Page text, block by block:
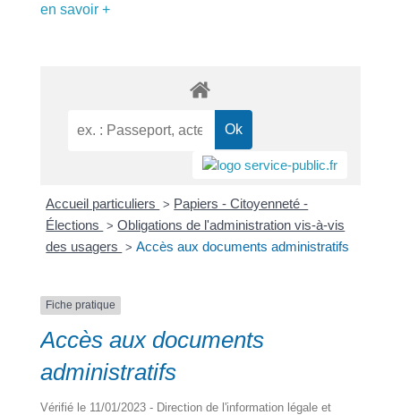
en savoir +
Accueil particuliers > Papiers - Citoyenneté -
Élections > Obligations de l'administration vis-à-vis
des usagers > Accès aux documents administratifs
Fiche pratique
Accès aux documents
administratifs
Vérifié le 11/01/2023 - Direction de l'information légale et